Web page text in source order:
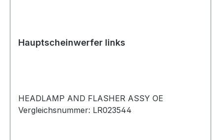
Hauptscheinwerfer links
HEADLAMP AND FLASHER ASSY OE
Vergleichsnummer: LR023544